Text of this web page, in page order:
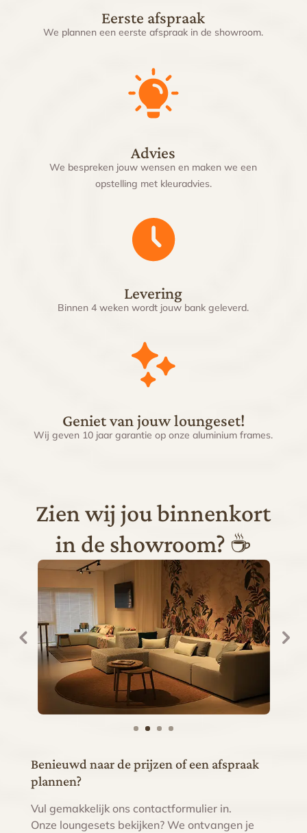
Eerste afspraak
We plannen een eerste afspraak in de showroom.
Advies
We bespreken jouw wensen en maken we een
opstelling met kleuradvies.
Levering
Binnen 4 weken wordt jouw bank geleverd.
Geniet van jouw loungeset!
Wij geven 10 jaar garantie op onze aluminium frames.
Zien wij jou binnenkort
in de showroom? ☕️
Benieuwd naar de prijzen of een afspraak
plannen?
Vul gemakkelijk ons contactformulier in.
Onze loungesets bekijken? We ontvangen je